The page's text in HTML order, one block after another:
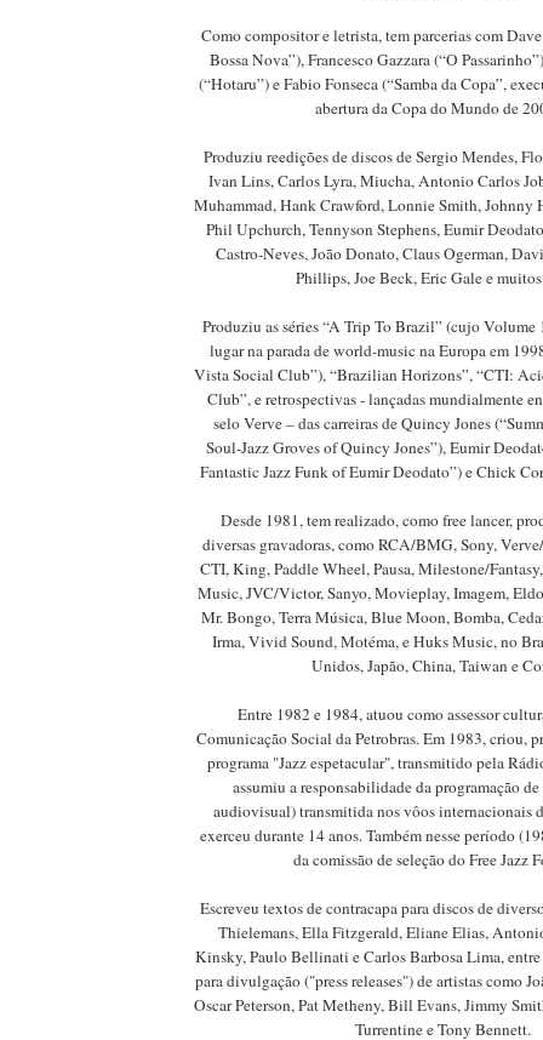
Como compositor e letrista, tem parcerias com
Bossa Nova”), Francesco Gazzara (“O
(“Hotaru”) e Fabio Fonseca (“Samba da Copa”,
abertura da Copa do Mundo de
Produziu reedições de discos de Sergio Mendes,
Ivan Lins, Carlos Lyra, Miucha, Antonio Carlos
Muhammad, Hank Crawford, Lonnie Smith, Johnny
Phil Upchurch, Tennyson Stephens, Eumir
Castro-Neves, João Donato, Claus Ogerman,
Phillips, Joe Beck, Eric Gale e
Produziu as séries “A Trip To Brazil” (cujo Volume
lugar na parada de world-music na Europa em
Vista Social Club”), “Brazilian Horizons”, “CTI:
Club”, e retrospectivas - lançadas mundialmente
selo Verve – das carreiras de Quincy Jones
Soul-Jazz Groves of Quincy Jones”), Eumir
Fantastic Jazz Funk of Eumir Deodato”) e Chick
Desde 1981, tem realizado, como free lancer,
diversas gravadoras, como RCA/BMG, Sony,
CTI, King, Paddle Wheel, Pausa, Milestone/
Music, JVC/Victor, Sanyo, Movieplay, Imagem,
Mr. Bongo, Terra Música, Blue Moon, Bomba,
Irma, Vivid Sound, Motéma, e Huks Music, no
Unidos, Japão, China, Taiwan e
Entre 1982 e 1984, atuou como assessor
Comunicação Social da Petrobras. Em 1983, criou,
programa "Jazz espetacular", transmitido pela
assumiu a responsabilidade da programação
audiovisual) transmitida nos vôos internacionais
exerceu durante 14 anos. Também nesse período
da comissão de seleção do Free Jazz
Escreveu textos de contracapa para discos de
Thielemans, Ella Fitzgerald, Eliane Elias,
Kinsky, Paulo Bellinati e Carlos Barbosa Lima,
para divulgação ("press releases") de artistas como
Oscar Peterson, Pat Metheny, Bill Evans, Jimmy
Turrentine e Tony Bennett.